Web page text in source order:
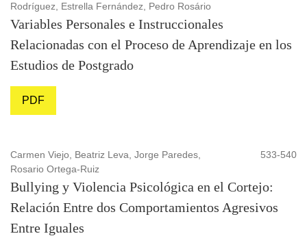
Rodríguez, Estrella Fernández, Pedro Rosário
Variables Personales e Instruccionales
Relacionadas con el Proceso de Aprendizaje en los
Estudios de Postgrado
PDF
Carmen Viejo, Beatriz Leva, Jorge Paredes,
Rosario Ortega-Ruiz
533-540
Bullying y Violencia Psicológica en el Cortejo:
Relación Entre dos Comportamientos Agresivos
Entre Iguales